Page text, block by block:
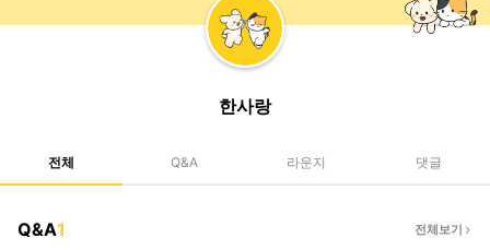
한사랑
전체 Q&A 라운지 댓글
Q&A1 전체보기